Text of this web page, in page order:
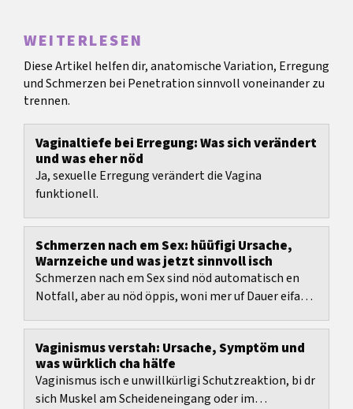
WEITERLESEN
Diese Artikel helfen dir, anatomische Variation, Erregung
und Schmerzen bei Penetration sinnvoll voneinander zu
trennen.
Vaginaltiefe bei Erregung: Was sich verändert
und was eher nöd
Ja, sexuelle Erregung verändert die Vagina
funktionell.
Schmerzen nach em Sex: hüüfigi Ursache,
Warnzeiche und was jetzt sinnvoll isch
Schmerzen nach em Sex sind nöd automatisch en
Notfall, aber au nöd öppis, woni mer uf Dauer eifach
Vaginismus verstah: Ursache, Symptöm und
was würklich cha hälfe
Vaginismus isch e unwillkürligi Schutzreaktion, bi dr
sich Muskel am Scheideneingang oder im